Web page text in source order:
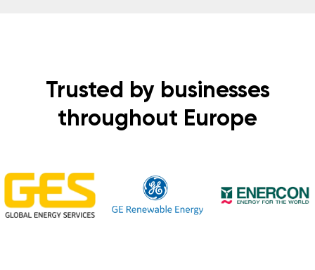
Trusted by businesses
throughout Europe